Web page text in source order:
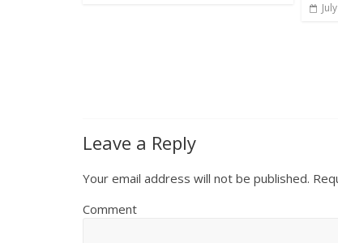
Leave a Reply
Your email address will not be published.
Comment